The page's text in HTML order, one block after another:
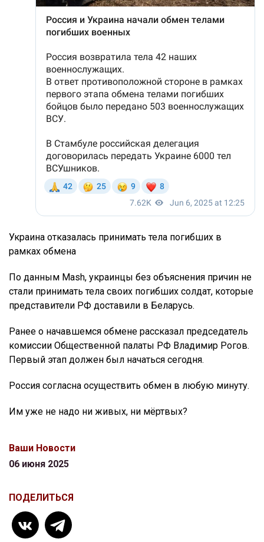
Украина отказалась принимать тела погибших в
рамках обмена
По данным Mash, украинцы без объяснения причин не
стали принимать тела своих погибших солдат, которые
представители РФ доставили в Беларусь.
Ранее о начавшемся обмене рассказал председатель
комиссии Общественной палаты РФ Владимир Рогов.
Первый этап должен был начаться сегодня.
Россия согласна осуществить обмен в любую минуту.
Им уже не надо ни живых, ни мёртвых?
Ваши Новости
06 июня 2025
ПОДЕЛИТЬСЯ